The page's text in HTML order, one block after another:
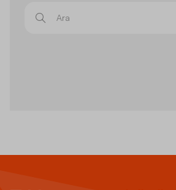
Ara